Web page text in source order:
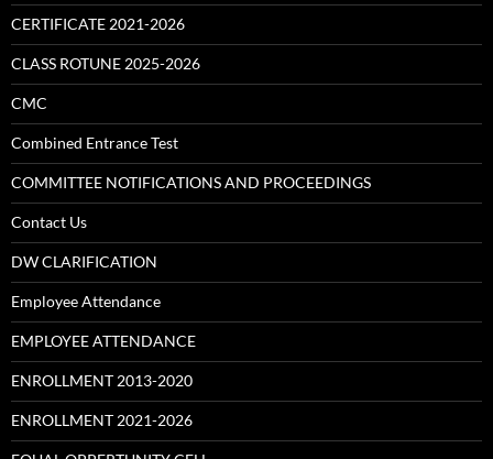
CERTIFICATE 2021-2026
CLASS ROTUNE 2025-2026
CMC
Combined Entrance Test
COMMITTEE NOTIFICATIONS AND PROCEEDINGS
Contact Us
DW CLARIFICATION
Employee Attendance
EMPLOYEE ATTENDANCE
ENROLLMENT 2013-2020
ENROLLMENT 2021-2026